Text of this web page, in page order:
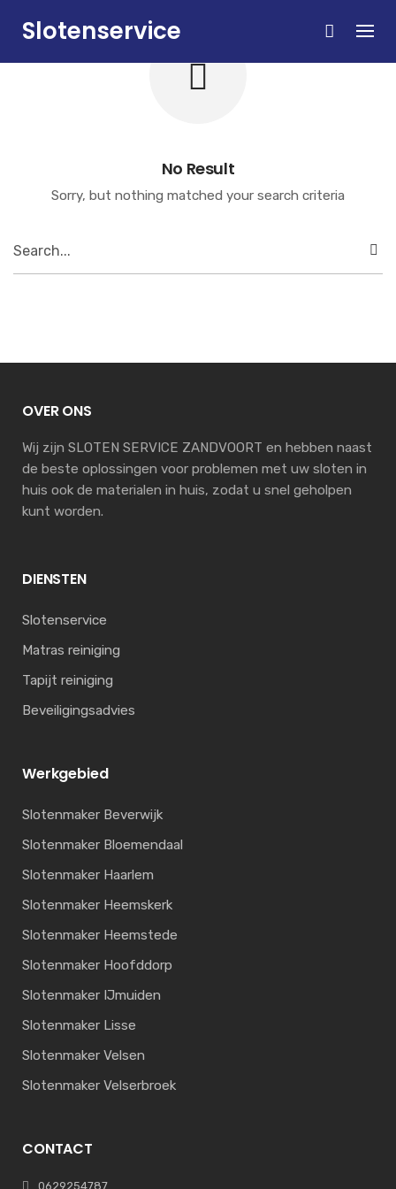
Slotenservice
No Result
Sorry, but nothing matched your search criteria
OVER ONS
Wij zijn SLOTEN SERVICE ZANDVOORT en hebben naast
de beste oplossingen voor problemen met uw sloten in
huis ook de materialen in huis, zodat u snel geholpen
kunt worden.
DIENSTEN
Slotenservice
Matras reiniging
Tapijt reiniging
Beveiligingsadvies
Werkgebied
Slotenmaker Beverwijk
Slotenmaker Bloemendaal
Slotenmaker Haarlem
Slotenmaker Heemskerk
Slotenmaker Heemstede
Slotenmaker Hoofddorp
Slotenmaker IJmuiden
Slotenmaker Lisse
Slotenmaker Velsen
Slotenmaker Velserbroek
CONTACT
0629254787